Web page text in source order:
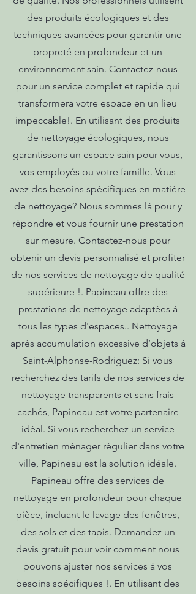
des produits écologiques et des
techniques avancées pour garantir une
propreté en profondeur et un
environnement sain. Contactez-nous
pour un service complet et rapide qui
transformera votre espace en un lieu
impeccable!. En utilisant des produits
de nettoyage écologiques, nous
garantissons un espace sain pour vous,
vos employés ou votre famille. Vous
avez des besoins spécifiques en matière
de nettoyage? Nous sommes là pour y
répondre et vous fournir une prestation
sur mesure. Contactez-nous pour
obtenir un devis personnalisé et profiter
de nos services de nettoyage de qualité
supérieure !. Papineau offre des
prestations de nettoyage adaptées à
tous les types d'espaces.. Nettoyage
après accumulation excessive d’objets à
Saint-Alphonse-Rodriguez: Si vous
recherchez des tarifs de nos services de
nettoyage transparents et sans frais
cachés, Papineau est votre partenaire
idéal. Si vous recherchez un service
d'entretien ménager régulier dans votre
ville, Papineau est la solution idéale.
Papineau offre des services de
nettoyage en profondeur pour chaque
pièce, incluant le lavage des fenêtres,
des sols et des tapis. Demandez un
devis gratuit pour voir comment nous
pouvons ajuster nos services à vos
besoins spécifiques !. En utilisant des